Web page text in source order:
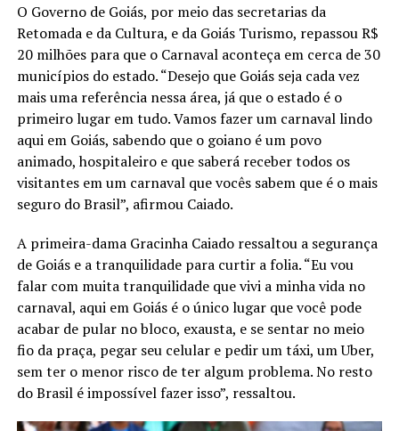
O Governo de Goiás, por meio das secretarias da
Retomada e da Cultura, e da Goiás Turismo, repassou R$
20 milhões para que o Carnaval aconteça em cerca de 30
municípios do estado. “Desejo que Goiás seja cada vez
mais uma referência nessa área, já que o estado é o
primeiro lugar em tudo. Vamos fazer um carnaval lindo
aqui em Goiás, sabendo que o goiano é um povo
animado, hospitaleiro e que saberá receber todos os
visitantes em um carnaval que vocês sabem que é o mais
seguro do Brasil”, afirmou Caiado.
A primeira-dama Gracinha Caiado ressaltou a segurança
de Goiás e a tranquilidade para curtir a folia. “Eu vou
falar com muita tranquilidade que vivi a minha vida no
carnaval, aqui em Goiás é o único lugar que você pode
acabar de pular no bloco, exausta, e se sentar no meio
fio da praça, pegar seu celular e pedir um táxi, um Uber,
sem ter o menor risco de ter algum problema. No resto
do Brasil é impossível fazer isso”, ressaltou.